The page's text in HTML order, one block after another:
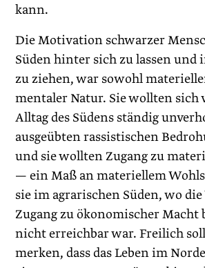
kann.
Die Motivation schwarzer
Süden hinter sich zu lassen und
zu ziehen, war sowohl
mentaler Natur. Sie wollten sich
Alltag des Südens ständig
ausgeübten rassistischen
und sie wollten Zugang zu
— ein Maß an materiellem
sie im agrarischen Süden, wo
Zugang zu ökonomischer Macht
nicht erreichbar war. Freilich
merken, dass das Leben im